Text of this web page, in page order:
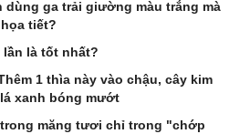
dùng ga trải giường màu trắng mà
tiết?
lần là tốt nhất?
1 thìa này vào chậu, cây kim
xanh bóng mướt
măng tươi chỉ trong "chớp